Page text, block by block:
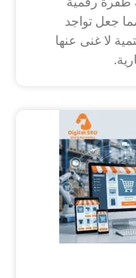
في ظل رؤية 2030، مما جعل تواجد
لا غنى عنها